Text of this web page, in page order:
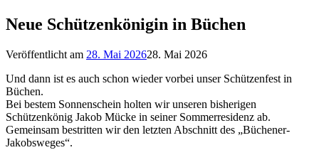
Neue Schützenkönigin in Büchen
Veröffentlicht am 28. Mai 202628. Mai 2026
Und dann ist es auch schon wieder vorbei unser Schützenfest in
Büchen.
Bei bestem Sonnenschein holten wir unseren bisherigen
Schützenkönig Jakob Mücke in seiner Sommerresidenz ab.
Gemeinsam bestritten wir den letzten Abschnitt des „Büchener-
Jakobsweges“.